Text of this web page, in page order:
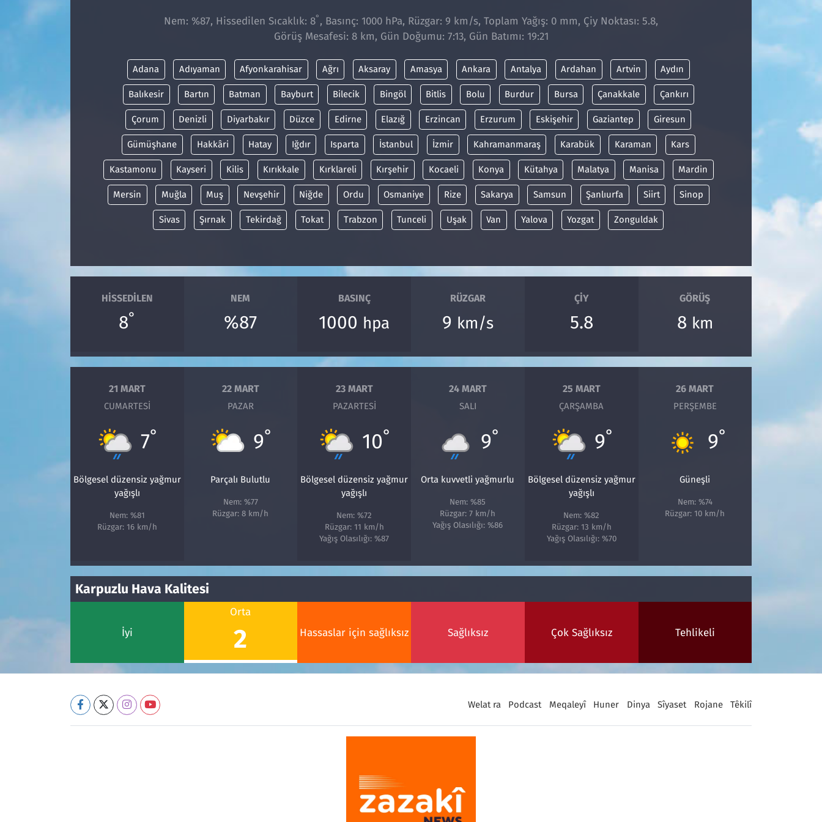
Nem: %87, Hissedilen Sıcaklık: 8° , Basınç: 1000 hPa, Rüzgar: 9 km/s, Toplam Yağış: 0 mm, Çiy Noktası: 5.8,
Görüş Mesafesi: 8 km, Gün Doğumu: 7:13, Gün Batımı: 19:21
Adana Adıyaman Afyonkarahisar Ağrı Aksaray Amasya Ankara Antalya Ardahan Artvin Aydın
Balıkesir Bartın Batman Bayburt Bilecik Bingöl Bitlis Bolu Burdur Bursa Çanakkale Çankırı
Çorum Denizli Diyarbakır Düzce Edirne Elazığ Erzincan Erzurum Eskişehir Gaziantep Giresun
Gümüşhane Hakkâri Hatay Iğdır Isparta İstanbul İzmir Kahramanmaraş Karabük Karaman Kars
Kastamonu Kayseri Kilis Kırıkkale Kırklareli Kırşehir Kocaeli Konya Kütahya Malatya Manisa Mardin
Mersin Muğla Muş Nevşehir Niğde Ordu Osmaniye Rize Sakarya Samsun Şanlıurfa Siirt Sinop
Sivas Şırnak Tekirdağ Tokat Trabzon Tunceli Uşak Van Yalova Yozgat Zonguldak
HISSEDILEN
8°
NEM
%87
BASINÇ
1000 hpa
RÜZGAR
9 km/s
ÇIY
5.8
GÖRÜŞ
8 km
21 MART
CUMARTESI
7°
Bölgesel düzensiz yağmur
yağışlı
Nem: %81
Rüzgar: 16 km/h
22 MART
PAZAR
9°
Parçalı Bulutlu
Nem: %77
Rüzgar: 8 km/h
23 MART
PAZARTESI
10°
Bölgesel düzensiz yağmur
yağışlı
Nem: %72
Rüzgar: 11 km/h
Yağış Olasılığı: %87
24 MART
SALI
9°
Orta kuvvetli yağmurlu
Nem: %85
Rüzgar: 7 km/h
Yağış Olasılığı: %86
25 MART
ÇARŞAMBA
9°
Bölgesel düzensiz yağmur
yağışlı
Nem: %82
Rüzgar: 13 km/h
Yağış Olasılığı: %70
26 MART
PERŞEMBE
9°
Güneşli
Nem: %74
Rüzgar: 10 km/h
Karpuzlu Hava Kalitesi
İyi
Orta
2 Hassaslar için sağlıksız Sağlıksız Çok Sağlıksız Tehlikeli
Welat ra Podcast Meqaleyî Huner Dinya Sîyaset Rojane Têkilî